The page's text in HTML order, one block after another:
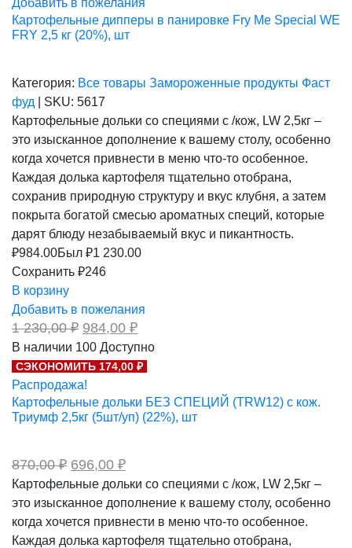
Добавить в пожелания
Картофельные дипперы в панировке Fry Me Special WE
FRY 2,5 кг (20%), шт
Категория: Все товары Замороженные продукты Фаст
фуд
SKU: 5617
Картофельные дольки со специями с /кож, LW 2,5кг –
это изысканное дополнение к вашему столу, особенно
когда хочется привнести в меню что-то особенное.
Каждая долька картофеля тщательно отобрана,
сохранив природную структуру и вкус клубня, а затем
покрыта богатой смесью ароматных специй, которые
дарят блюду незабываемый вкус и пикантность.
₽984.00Был ₽1 230.00
Сохранить ₽246
В корзину
Добавить в пожелания
1 230,00₽ Первоначальная
цена
составляла
1
230,00 ₽.
984,00 ₽Текущая
984,00 ₽.
В наличии 100 Доступно
СЭКОНОМИТЬ 174,00 ₽
Распродажа!
Картофельные дольки БЕЗ СПЕЦИЙ (TRW12) с кож.
Триумф 2,5кг (5шт/уп) (22%), шт
870,00₽ Первоначальная
составляла
870,00 ₽.
696,00 ₽Текущая
696,00 ₽.
Картофельные дольки со специями с /кож, LW 2,5кг –
это изысканное дополнение к вашему столу, особенно
когда хочется привнести в меню что-то особенное.
Каждая долька картофеля тщательно отобрана,